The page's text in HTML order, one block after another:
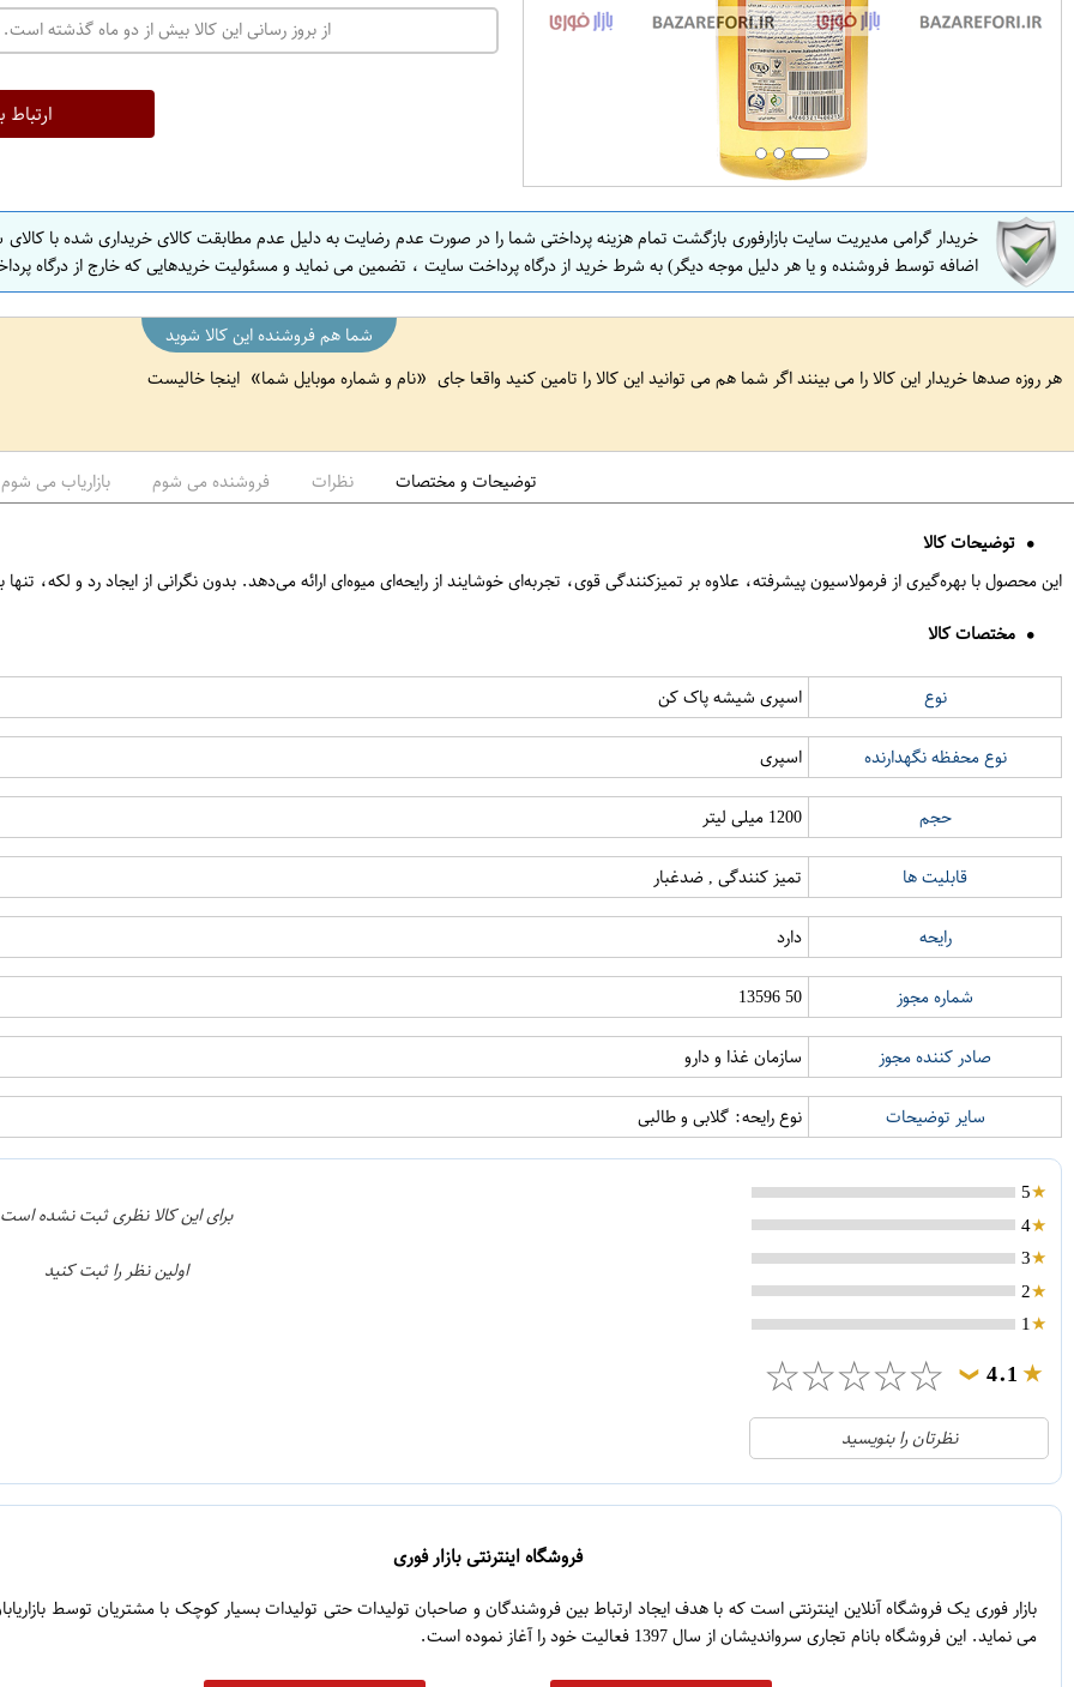
از بروز رسانی این کالا بیش از دو ماه گذشته
ارتباط
خریدار گرامی مدیریت سایت بازارفوری بازگشت تمام هزینه پرداختی شما را در صورت عدم رضایت به دلیل عدم مطابقت کالای خریداری شده با
اضافه توسط فروشنده و یا هر دلیل موجه دیگر) به شرط خرید از درگاه پرداخت سایت ، تضمین می نماید و مسئولیت خریدهایی که خارج از درگاه
شما هم فروشنده این کالا شوید
هر روزه صدها خریدار این کالا را می بینند اگر شما هم می توانید این کالا را تامین کنید واقعا جای
نام و شماره موبایل شما اینجا خالیست
توضیحات و مختصات نظرات فروشنده می شوم بازاریاب می شوم
توضیحات کالا
این محصول با بهره‌گیری از فرمولاسیون پیشرفته، علاوه بر تمیزکنندگی قوی، تجربه‌ای خوشایند از رایحه‌ای میوه‌ای ارائه می‌دهد. بدون نگرانی از ایجاد رد و
مختصات کالا
نوع اسپری شیشه پاک کن
نوع محفظه نگهدارنده اسپری
حجم 1200 میلی لیتر
قابلیت ها تمیز کنندگی , ضدغبار
رایحه دارد
شماره مجوز 50 13596
صادر کننده مجوز سازمان غذا و دارو
سایر توضیحات نوع رایحه: گلابی و طالبی
5
4
3
2
1
4.1
❯
☆
☆
☆
☆
☆
21
3
1
1
5
نظرتان را بنویسید
برای این کالا نظری ثبت نشده است
اولین نظر را ثبت کنید
فروشگاه اینترنتی بازار فوری
بازار فوری یک فروشگاه آنلاین اینترنتی است که با هدف ایجاد ارتباط بین فروشندگان و صاحبان تولیدات حتی تولیدات بسیار کوچک با مشتریان توسط
می نماید. این فروشگاه بانام تجاری سرواندیشان از سال 1397 فعالیت خود را آغاز نموده است.